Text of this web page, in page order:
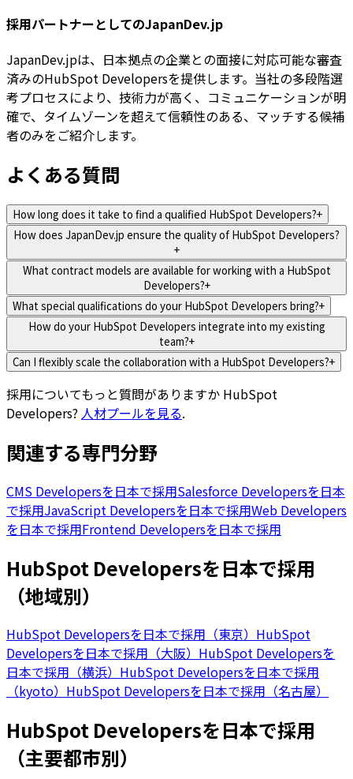
採用パートナーとしてのJapanDev.jp
JapanDev.jpは、日本拠点の企業との面接に対応可能な審査
済みのHubSpot Developersを提供します。当社の多段階選
考プロセスにより、技術力が高く、コミュニケーションが明
確で、タイムゾーンを超えて信頼性のある、マッチする候補
者のみをご紹介します。
よくある質問
How long does it take to find a qualified HubSpot Developers?+
How does JapanDev.jp ensure the quality of HubSpot Developers?
+
What contract models are available for working with a HubSpot
Developers?+
What special qualifications do your HubSpot Developers bring?+
How do your HubSpot Developers integrate into my existing
team?+
Can I flexibly scale the collaboration with a HubSpot Developers?+
採用についてもっと質問がありますか HubSpot
Developers? 人材プールを見る.
関連する専門分野
CMS Developersを日本で採用Salesforce Developersを日本
で採用JavaScript Developersを日本で採用Web Developers
を日本で採用Frontend Developersを日本で採用
HubSpot Developersを日本で採用
（地域別）
HubSpot Developersを日本で採用（東京） HubSpot
Developersを日本で採用（大阪） HubSpot Developersを
日本で採用（横浜） HubSpot Developersを日本で採用
（kyoto） HubSpot Developersを日本で採用（名古屋）
HubSpot Developersを日本で採用
（主要都市別）